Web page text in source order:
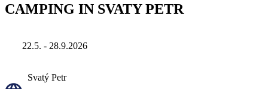
CAMPING IN SVATY PETR
22.5. - 28.9.2026
Svatý Petr